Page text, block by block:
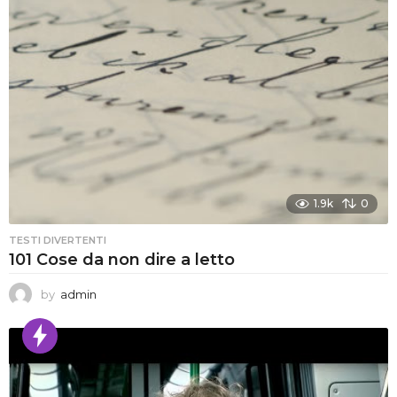
1.9k 0
TESTI DIVERTENTI
101 Cose da non dire a letto
by admin